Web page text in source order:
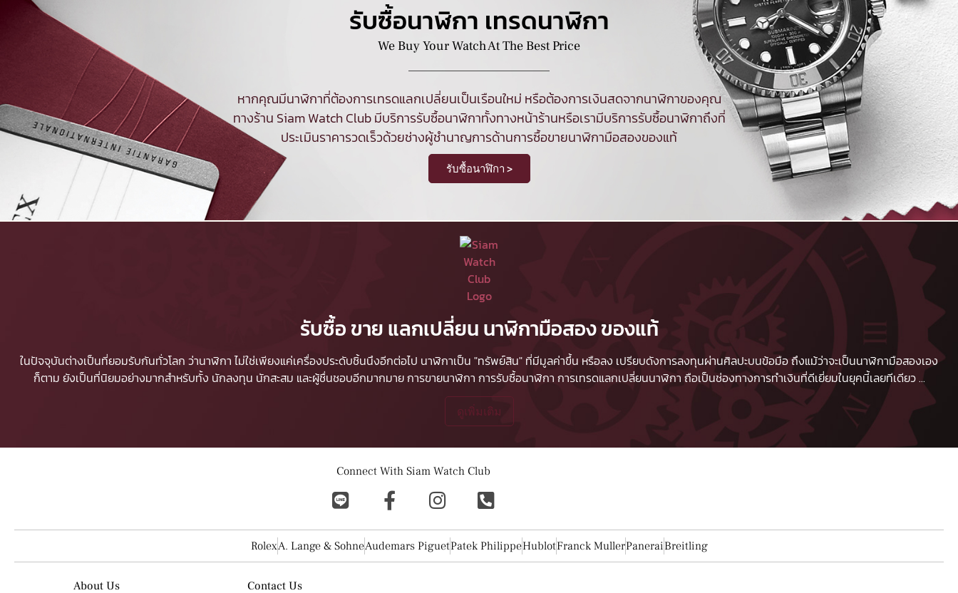
รับซื้อนาฬิกา เทรดนาฬิกา
We Buy Your Watch At The Best Price
หากคุณมีนาฬิกาที่ต้องการเทรดแลกเปลี่ยนเป็นเรือนใหม่ หรือต้องการเงินสดจากนาฬิกาของคุณ
ทางร้าน Siam Watch Club มีบริการรับซื้อนาฬิกาทั้งทางหน้าร้านหรือเรามีบริการรับซื้อนาฬิกาถึงที่
ประเมินราคารวดเร็วด้วยช่างผู้ชำนาญการด้านการซื้อขายนาฬิกามือสองของแท้
รับซื้อนาฬิกา >
รับซื้อ ขาย แลกเปลี่ยน นาฬิกามือสอง ของแท้
ในปัจจุบันต่างเป็นที่ยอมรับกันทั่วโลก ว่านาฬิกา ไม่ใช่เพียงแค่เครื่องประดับชิ้นนึงอีกต่อไป นาฬิกาเป็น "ทรัพย์สิน" ที่มีมูลค่าขึ้น หรือลง เปรียบดังการลงทุนผ่านศิลปะบนข้อมือ ถึงแม้ว่าจะเป็นนาฬิกามือสองเอง
ก็ตาม ยังเป็นที่นิยมอย่างมากสำหรับทั้ง นักลงทุน นักสะสม และผู้ชื่นชอบอีกมากมายการขายนาฬิกา การรับซื้อนาฬิกา การเทรดแลกเปลี่ยนนาฬิกา ถือเป็นช่องทางการทำเงินที่ดีเยี่ยมในยุคนี้เลยทีเดียว...
ดูเพิ่มเติม
Connect With Siam Watch Club
RolexA. Lange & SohneAudemars PiguetPatek PhilippeHublotFranck MullerPaneraiBreitling
About Us Contact Us